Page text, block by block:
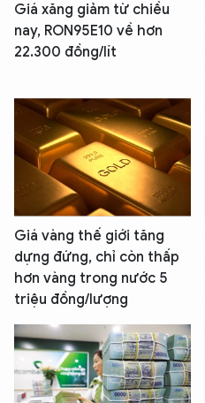
Giá xăng giảm từ chiều
nay, RON95E10 về hơn
22.300 đồng/lít
Giá vàng thế giới tăng
dựng đứng, chỉ còn thấp
hơn vàng trong nước 5
triệu đồng/lượng